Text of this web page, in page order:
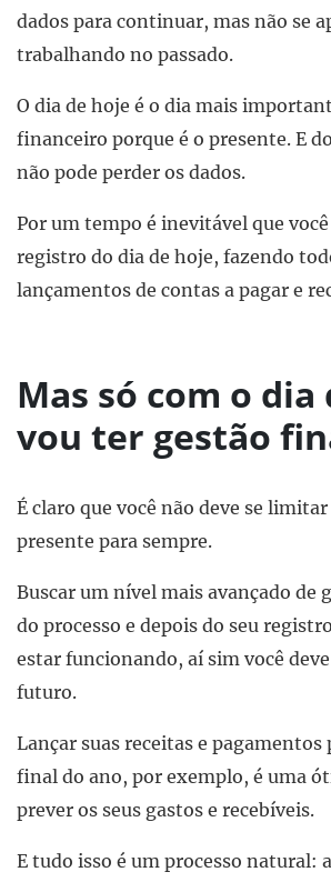
dados para continuar, mas não se
trabalhando no passado.
O dia de hoje é o dia mais
financeiro porque é o presente. E
não pode perder os dados.
Por um tempo é inevitável que
registro do dia de hoje, fazendo
lançamentos de contas a pagar e
Mas só com o dia
vou ter gestão
É claro que você não deve se
presente para sempre.
Buscar um nível mais avançado de
do processo e depois do seu
estar funcionando, aí sim você
futuro.
Lançar suas receitas e pagamentos
final do ano, por exemplo, é uma
prever os seus gastos e recebíveis.
E tudo isso é um processo natural: